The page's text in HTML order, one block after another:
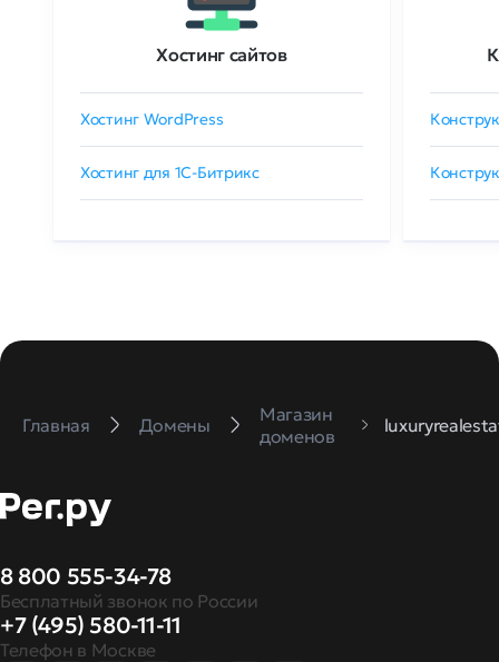
Хостинг сайтов
Хостинг WordPress
Хостинг для 1C-Битрикс
Главная Домены
Магазин
доменов
8 800 555-34-78
Бесплатный звонок по России
+7 (495) 580-11-11
Телефон в Москве